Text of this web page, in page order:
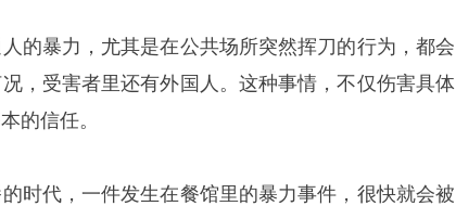
的暴力，尤其是在公共场所突然挥刀的行为，都会
，受害者里还有外国人。这种事情，不仅伤害具体
的信任。
时代，一件发生在餐馆里的暴力事件，很快就会被